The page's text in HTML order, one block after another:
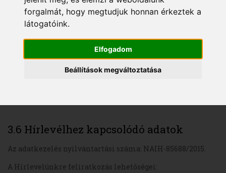
forgalmát, hogy megtudjuk honnan érkeztek a
látogatóink.
Elfogadom
Beállítások megváltoztatása
E-mail cím
3.5 Online ügyintézéshez kapcsolódó
adatok
3.6 Hírlevélhez kapcsolódó adatok
Az adatkezelés nyilvántartási száma: NAIH-85688/2015.
A Hírlevelünkre feliratkozás lehetőségei: